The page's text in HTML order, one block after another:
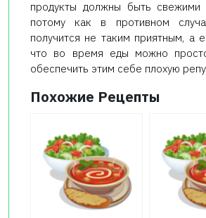
продукты должны быть свежими
потому как в противном
получится не таким приятным, а
что во время еды можно
обеспечить этим себе плохую
Похожие Рецепты